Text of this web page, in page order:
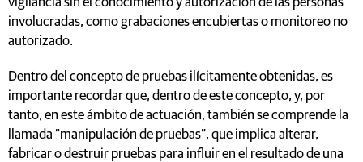
vigilancia sin el conocimiento y autorización de las personas
involucradas, como grabaciones encubiertas o monitoreo no
autorizado.
Dentro del concepto de pruebas ilícitamente obtenidas, es
importante recordar que, dentro de este concepto, y, por
tanto, en este ámbito de actuación, también se comprende la
llamada “manipulación de pruebas”, que implica alterar,
fabricar o destruir pruebas para influir en el resultado de una